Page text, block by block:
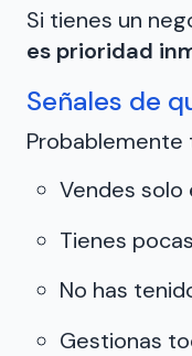
Si tienes un
es prioridad
Señales de
Probablemente
Vendes solo
Tienes
No has
Gestionas